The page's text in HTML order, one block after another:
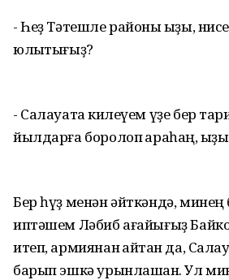
- Һеҙ Тәтешле районы ҡыҙы,
юлыҡтығыҙ?
- Салауатҡа килеүем үҙе бер
йылдарға боролоп ҡараһаң,
Бер һүҙ менән әйткәндә, минең
иптәшем Ләбиб ағайығыҙ
итеп, армиянан ҡайтҡан да,
барып эшкә урынлашҡан. Ул